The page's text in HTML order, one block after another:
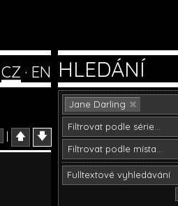
CZ · EN
| 🡅 🡇
HLEDÁNÍ
Jane Darling